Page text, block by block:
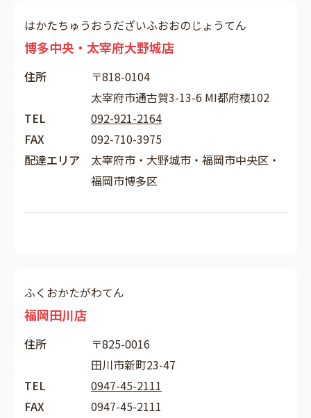
はかたちゅうおうだざいふおおのじょうてん
博多中央・太宰府大野城店
住所
〒818-0104
太宰府市通古賀3-13-6 MI都府楼102
TEL
092-921-2164
FAX
092-710-3975
配達エリア
太宰府市・大野城市・福岡市中央区・
福岡市博多区
ふくおかたがわてん
福岡田川店
住所
〒825-0016
田川市新町23-47
TEL
0947-45-2111
FAX
0947-45-2111